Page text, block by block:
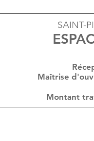
SAINT-
Maîtrise
Montant